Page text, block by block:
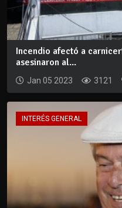
Incendio afectó a
asesinaron al...
Jan 05 2023 3121
INTERÉS GENERAL